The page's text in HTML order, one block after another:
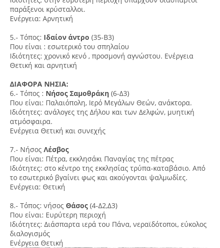
παράξενοι κρύσταλλοι.
Ενέργεια: Αρνητική
5.- Τόπος: Ιδαίον άντρο (35-Β3)
Που είναι : εσωτερικό του σπηλαίου
Ιδιότητες: χρονικό κενό , προσμονή αγνώστου. Ενέργεια
Θετική και αρνητική
ΔΙΑΦΟΡΑ ΝΗΣΙΑ:
6.- Τόπος : Νήσος Σαμοθράκη (6-Δ3)
Που είναι: Παλαιόπολη, Ιερό Μεγάλων Θεών, ανάκτορα.
Ιδιότητες: ανάλογες της Δήλου και των Δελφών, μυητική
ατμόσφαιρα.
Ενέργεια Θετική και συνεχής
7.- Νήσος Λέσβος
Που είναι: Πέτρα, εκκλησάκι Παναγίας της πέτρας
Ιδιότητες: στο κέντρο της εκκλησίας τρύπα-καταβάσιο. Από
το εσωτερικό βγαίνει φως και ακούγονται ψαλμωδίες.
Ενέργεια: Θετική
8.- Τόπος: νήσος Θάσος (4-Δ2,Δ3)
Που είναι: Ευρύτερη περιοχή
Ιδιότητες: Διάσπαρτα ιερά του Πάνα, νεραϊδότοποι, εύκολος
διαλογισμός
Ενέργεια Θετική